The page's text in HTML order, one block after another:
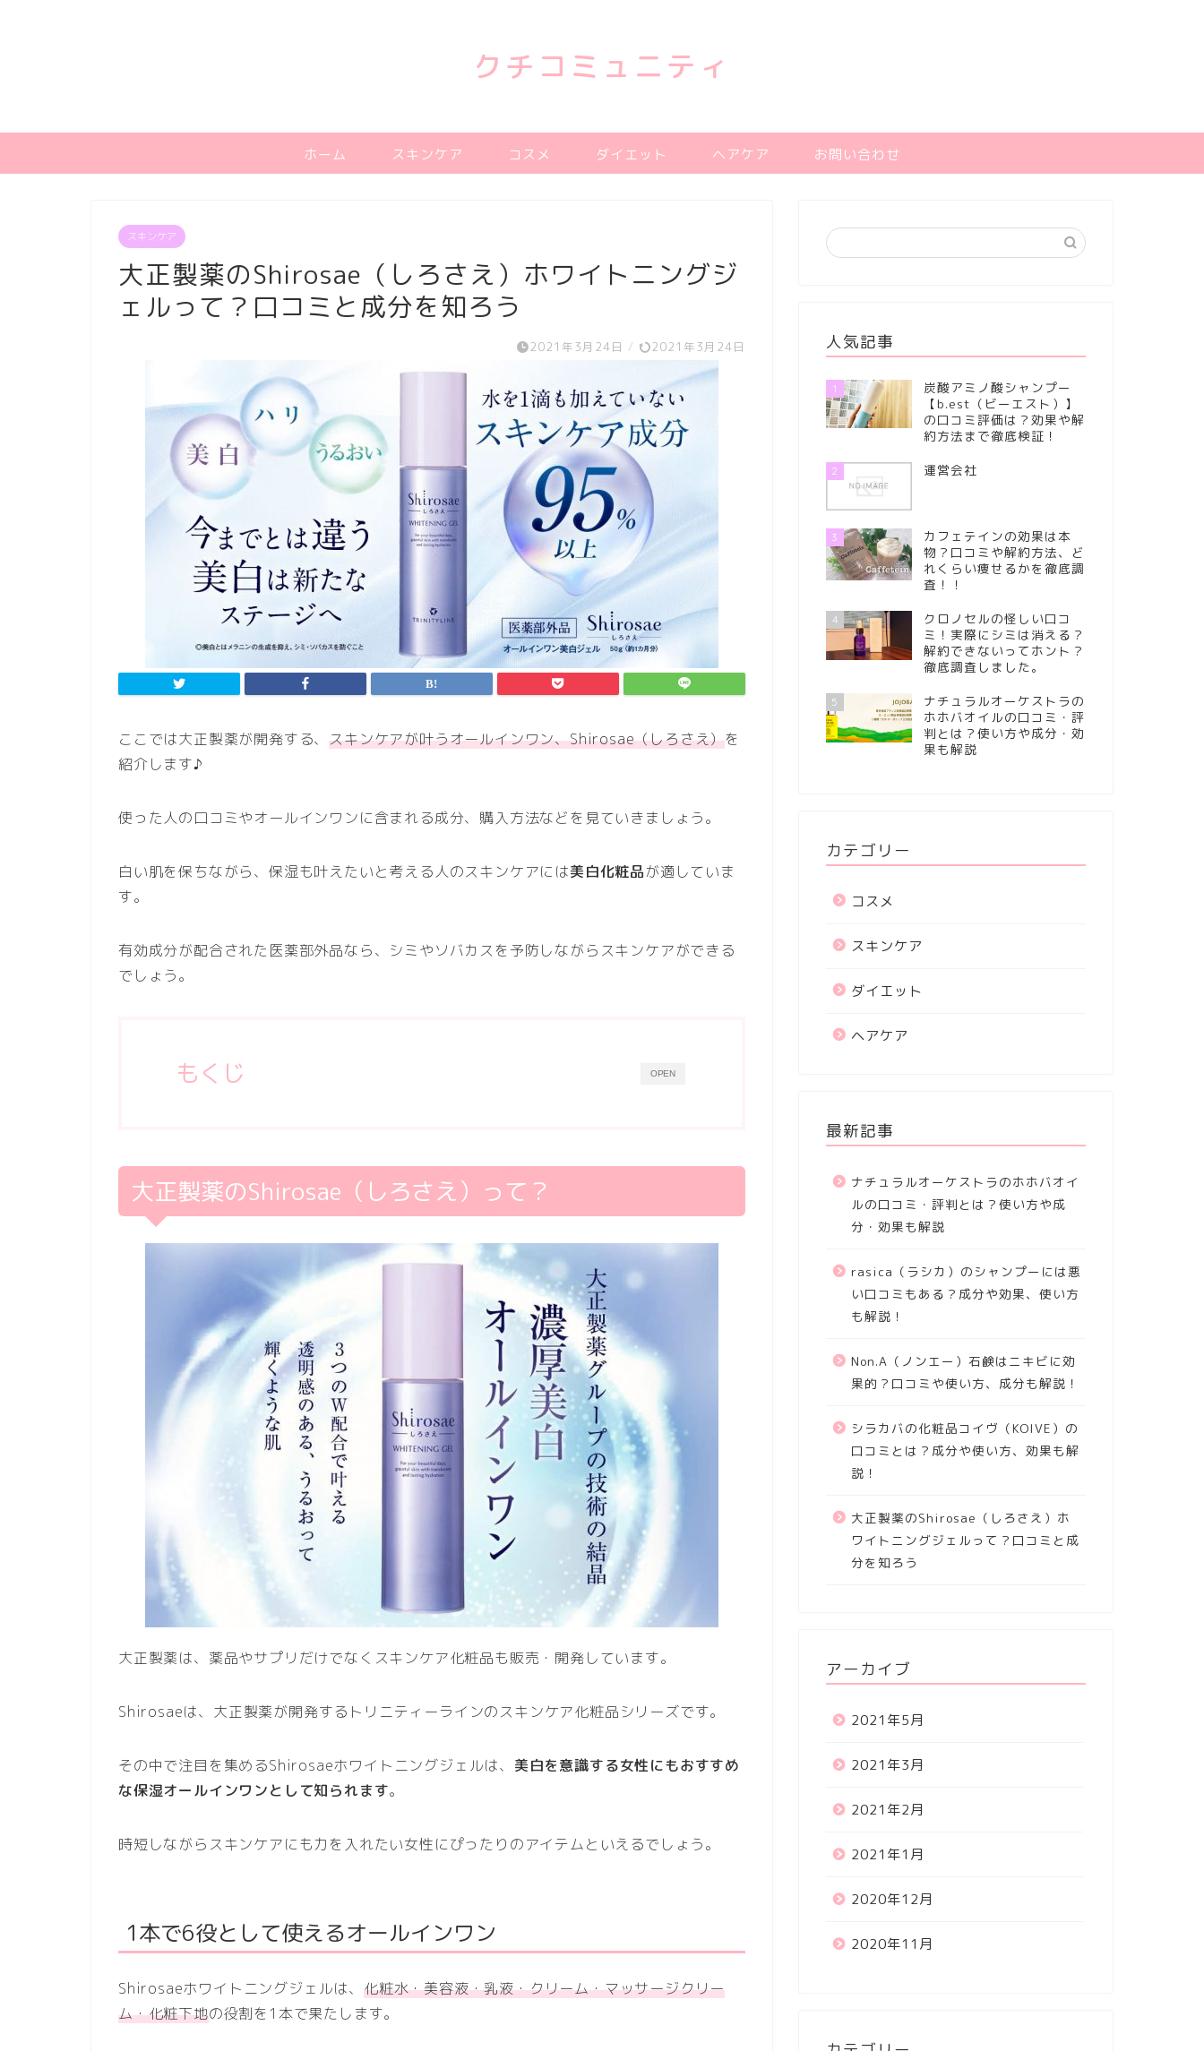
クチコミュニティ
ホーム スキンケア コスメ ダイエット ヘアケア お問い合わせ
スキンケア
大正製薬のShirosae（しろさえ）ホワイトニングジ
ェルって？口コミと成分を知ろう
2021年3月24日 / 2021年3月24日
ここでは大正製薬が開発する、スキンケアが叶うオールインワン、Shirosae（しろさえ）を
紹介します♪
使った人の口コミやオールインワンに含まれる成分、購入方法などを見ていきましょう。
白い肌を保ちながら、保湿も叶えたいと考える人のスキンケアには美白化粧品が適していま
す。
有効成分が配合された医薬部外品なら、シミやソバカスを予防しながらスキンケアができる
でしょう。
OPEN
もくじ
大正製薬のShirosae（しろさえ）って？
大正製薬は、薬品やサプリだけでなくスキンケア化粧品も販売・開発しています。
Shirosaeは、大正製薬が開発するトリニティーラインのスキンケア化粧品シリーズです。
その中で注目を集めるShirosaeホワイトニングジェルは、 美白を意識する女性にもおすすめ
な保湿オールインワンとして知られます。
時短しながらスキンケアにも力を入れたい女性にぴったりのアイテムといえるでしょう。
1本で6役として使えるオールインワン
Shirosaeホワイトニングジェルは、化粧水・美容液・乳液・クリーム・マッサージクリー
ム・化粧下地の役割を1本で果たします。
人気記事
1
炭酸アミノ酸シャンプー
【b.est（ビーエスト）】
の口コミ評価は？効果や解
約方法まで徹底検証！
2 運営会社
3
カフェテインの効果は本
物？口コミや解約方法、ど
れくらい痩せるかを徹底調
査！！
4
クロノセルの怪しい口コ
ミ！実際にシミは消える？
解約できないってホント？
徹底調査しました。
5
ナチュラルオーケストラの
ホホバオイルの口コミ・評
判とは？使い方や成分・効
果も解説
カテゴリー
コスメ
スキンケア
ダイエット
ヘアケア
最新記事
ナチュラルオーケストラのホホバオイ
ルの口コミ・評判とは？使い方や成
分・効果も解説
rasica（ラシカ）のシャンプーには悪
い口コミもある？成分や効果、使い方
も解説！
Non.A（ノンエー）石鹸はニキビに効
果的？口コミや使い方、成分も解説！
シラカバの化粧品コイヴ（KOIVE）の
口コミとは？成分や使い方、効果も解
説！
大正製薬のShirosae（しろさえ）ホ
ワイトニングジェルって？口コミと成
分を知ろう
アーカイブ
2021年5月
2021年3月
2021年2月
2021年1月
2020年12月
2020年11月